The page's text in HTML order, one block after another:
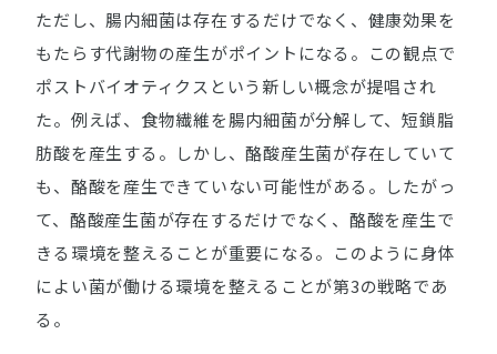
ただし、腸内細菌は存在するだけでなく、健康効果を
もたらす代謝物の産生がポイントになる。この観点で
ポストバイオティクスという新しい概念が提唱され
た。例えば、食物繊維を腸内細菌が分解して、短鎖脂
肪酸を産生する。しかし、酪酸産生菌が存在していて
も、酪酸を産生できていない可能性がある。したがっ
て、酪酸産生菌が存在するだけでなく、酪酸を産生で
きる環境を整えることが重要になる。このように身体
によい菌が働ける環境を整えることが第3の戦略であ
る。